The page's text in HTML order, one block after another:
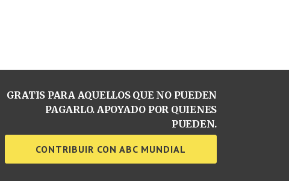
GRATIS PARA AQUELLOS QUE NO PUEDEN
PAGARLO. APOYADO POR QUIENES
PUEDEN.
CONTRIBUIR CON ABC MUNDIAL